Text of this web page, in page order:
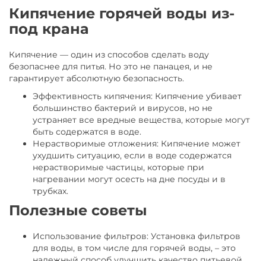
Кипячение горячей воды из-
под крана
Кипячение — один из способов сделать воду
безопаснее для питья. Но это не панацея, и не
гарантирует абсолютную безопасность.
Эффективность кипячения: Кипячение убивает
большинство бактерий и вирусов, но не
устраняет все вредные вещества, которые могут
быть содержатся в воде.
Нерастворимые отложения: Кипячение может
ухудшить ситуацию, если в воде содержатся
нерастворимые частицы, которые при
нагревании могут осесть на дне посуды и в
трубках.
Полезные советы
Использование фильтров: Установка фильтров
для воды, в том числе для горячей воды, – это